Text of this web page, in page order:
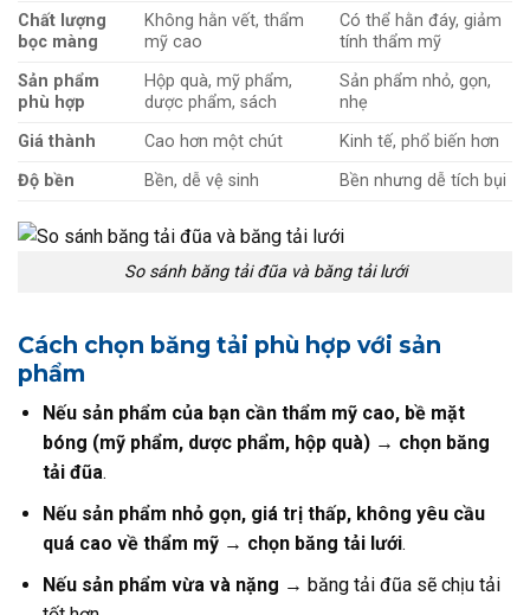
Chất lượng
bọc màng
Không hằn vết, thẩm
mỹ cao
Có thể hằn đáy, giảm
tính thẩm mỹ
Sản phẩm
phù hợp
Hộp quà, mỹ phẩm,
dược phẩm, sách
Sản phẩm nhỏ, gọn,
nhẹ
Giá thành
Cao hơn một chút
Kinh tế, phổ biến hơn
Độ bền
Bền, dễ vệ sinh Bền nhưng dễ tích bụi
So sánh băng tải đũa và băng tải lưới
Cách chọn băng tải phù hợp với sản
phẩm
Nếu sản phẩm của bạn cần thẩm mỹ cao, bề mặt
bóng (mỹ phẩm, dược phẩm, hộp quà)→ chọn băng
tải đũa.
Nếu sản phẩm nhỏ gọn, giá trị thấp, không yêu cầu
quá cao về thẩm mỹ→ chọn băng tải lưới.
Nếu sản phẩm vừa và nặng → băng tải đũa sẽ chịu tải